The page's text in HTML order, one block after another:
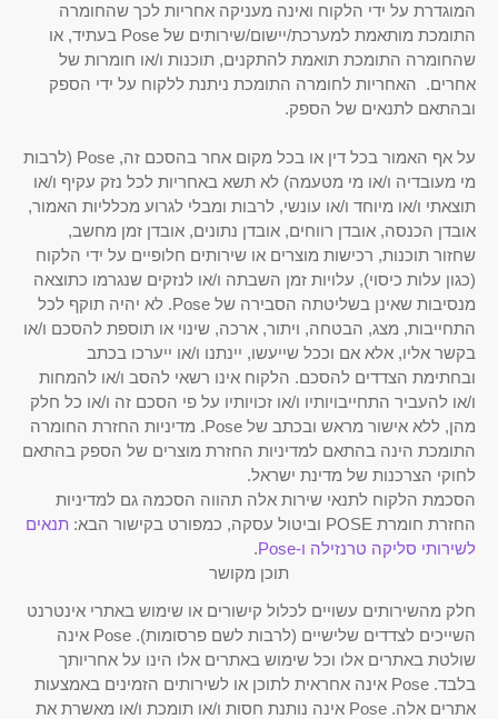
המוגדרת על ידי הלקוח ואינה מעניקה אחריות לכך שהחומרה
התומכת מותאמת למערכת/יישום/שירותים של Pose בעתיד, או
שהחומרה התומכת תואמת להתקנים, תוכנות ו/או חומרות של
אחרים. האחריות לחומרה התומכת ניתנת ללקוח על ידי הספק
ובהתאם לתנאים של הספק.
על אף האמור בכל דין או בכל מקום אחר בהסכם זה, Pose (לרבות
מי מעובדיה ו/או מי מטעמה) לא תשא באחריות לכל נזק עקיף ו/או
תוצאתי ו/או מיוחד ו/או עונשי, לרבות ומבלי לגרוע מכלליות האמור,
אובדן הכנסה, אובדן רווחים, אובדן נתונים, אובדן זמן מחשב,
שחזור תוכנות, רכישות מוצרים או שירותים חלופיים על ידי הלקוח
(כגון עלות כיסוי), עלויות זמן השבתה ו/או לנזקים שנגרמו כתוצאה
מנסיבות שאינן בשליטתה הסבירה של Pose. לא יהיה תוקף לכל
התחייבות, מצג, הבטחה, ויתור, ארכה, שינוי או תוספת להסכם ו/או
בקשר אליו, אלא אם וככל שייעשו, יינתנו ו/או ייערכו בכתב
ובחתימת הצדדים להסכם. הלקוח אינו רשאי להסב ו/או להמחות
ו/או להעביר התחייבויותיו ו/או זכויותיו על פי הסכם זה ו/או כל חלק
מהן, ללא אישור מראש ובכתב של Pose. מדיניות החזרת החומרה
התומכת הינה בהתאם למדיניות החזרת מוצרים של הספק בהתאם
לחוקי הצרכנות של מדינת ישראל.
הסכמת הלקוח לתנאי שירות אלה תהווה הסכמה גם למדיניות
החזרת חומרת POSE וביטול עסקה, כמפורט בקישור הבא:
תנאים
לשירותי סליקה טרנזילה ו-Pose
.
תוכן מקושר
חלק מהשירותים עשויים לכלול קישורים או שימוש באתרי אינטרנט
השייכים לצדדים שלישיים (לרבות לשם פרסומות). Pose אינה
שולטת באתרים אלו וכל שימוש באתרים אלו הינו על אחריותך
בלבד. Pose אינה אחראית לתוכן או לשירותים הזמינים באמצעות
אתרים אלה. Pose אינה נותנת חסות ו/או תומכת ו/או מאשרת את